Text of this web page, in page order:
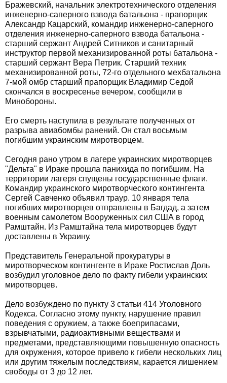
Бражевский, начальник электротехнического отделения
инженерно-саперного взвода батальона - прапорщик
Александр Кацарский, командир инженерно-саперного
отделения инженерно-саперного взвода батальона -
старший сержант Андрей Ситников и санитарный
инструктор первой механизированной роты батальона -
старший сержант Вера Петрик. Старший техник
механизированной роты, 72-го отдельного мехбатальона
7-мой омбр старший прапорщик Владимир Седой
скончался в воскресенье вечером, сообщили в
Минобороны.
Его смерть наступила в результате полученных от
разрыва авиабомбы ранений. Он стал восьмым
погибшим украинским миротворцем.
Сегодня рано утром в лагере украинских миротворцев
"Дельта" в Ираке прошла панихида по погибшим. На
территории лагеря спущены государственные флаги.
Командир украинского миротворческого контингента
Сергей Савченко объявил траур. 10 января тела
погибших миротворцев отправлены в Багдад, а затем
военным самолетом Вооруженных сил США в город
Рамштайн. Из Рамштайна тела миротворцев будут
доставлены в Украину.
Представитель Генеральной прокуратуры в
миротворческом контингенте в Ираке Ростислав Доль
возбудил уголовное дело по факту гибели украинских
миротворцев.
Дело возбуждено по пункту 3 статьи 414 Уголовного
Кодекса. Согласно этому пункту, нарушение правил
поведения с оружием, а также боеприпасами,
взрывчатыми, радиоактивными веществами и
предметами, представляющими повышенную опасность
для окружения, которое привело к гибели нескольких лиц
или другим тяжелым последствиям, карается лишением
свободы от 3 до 12 лет.